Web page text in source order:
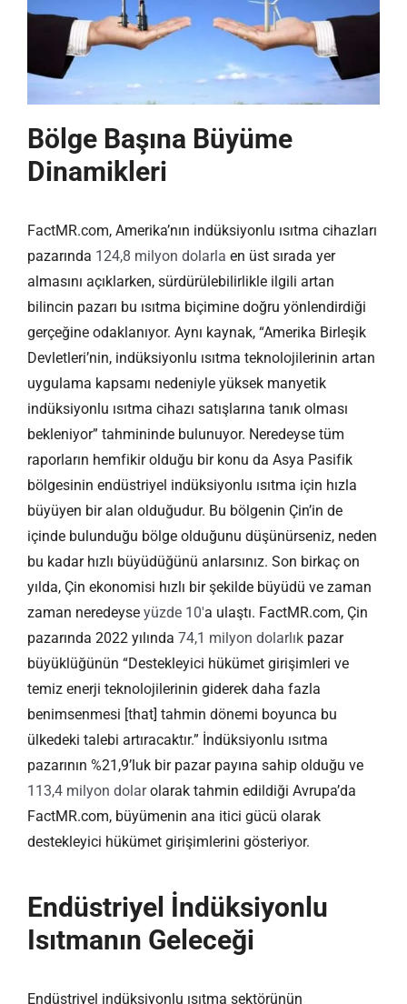
Bölge Başına Büyüme
Dinamikleri
FactMR.com, Amerika’nın indüksiyonlu ısıtma cihazları
pazarında 124,8 milyon dolarla en üst sırada yer
almasını açıklarken, sürdürülebilirlikle ilgili artan
bilincin pazarı bu ısıtma biçimine doğru yönlendirdiği
gerçeğine odaklanıyor. Aynı kaynak, “Amerika Birleşik
Devletleri’nin, indüksiyonlu ısıtma teknolojilerinin artan
uygulama kapsamı nedeniyle yüksek manyetik
indüksiyonlu ısıtma cihazı satışlarına tanık olması
bekleniyor” tahmininde bulunuyor. Neredeyse tüm
raporların hemfikir olduğu bir konu da Asya Pasifik
bölgesinin endüstriyel indüksiyonlu ısıtma için hızla
büyüyen bir alan olduğudur. Bu bölgenin Çin’in de
içinde bulunduğu bölge olduğunu düşünürseniz, neden
bu kadar hızlı büyüdüğünü anlarsınız. Son birkaç on
yılda, Çin ekonomisi hızlı bir şekilde büyüdü ve zaman
zaman neredeyse yüzde 10′a ulaştı. FactMR.com, Çin
pazarında 2022 yılında 74,1 milyon dolarlıkpazar
büyüklüğünün “Destekleyici hükümet girişimleri ve
temiz enerji teknolojilerinin giderek daha fazla
benimsenmesi [that] tahmin dönemi boyunca bu
ülkedeki talebi artıracaktır.” İndüksiyonlu ısıtma
pazarının %21,9’luk bir pazar payına sahip olduğu ve
113,4 milyon dolarolarak tahmin edildiği Avrupa’da
FactMR.com, büyümenin ana itici gücü olarak
destekleyici hükümet girişimlerini gösteriyor.
Endüstriyel İndüksiyonlu
Isıtmanın Geleceği
Endüstriyel indüksiyonlu ısıtma sektörünün